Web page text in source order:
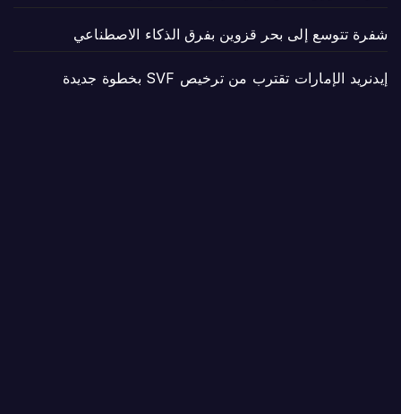
شفرة تتوسع إلى بحر قزوين بفرق الذكاء الاصطناعي
إيدنريد الإمارات تقترب من ترخيص SVF بخطوة جديدة